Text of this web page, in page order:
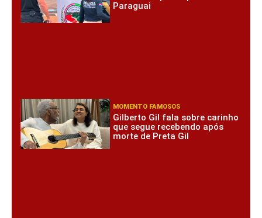
Paraguai
MOMENTO FAMOSOS
Gilberto Gil fala sobre carinho
que segue recebendo após
morte de Preta Gil